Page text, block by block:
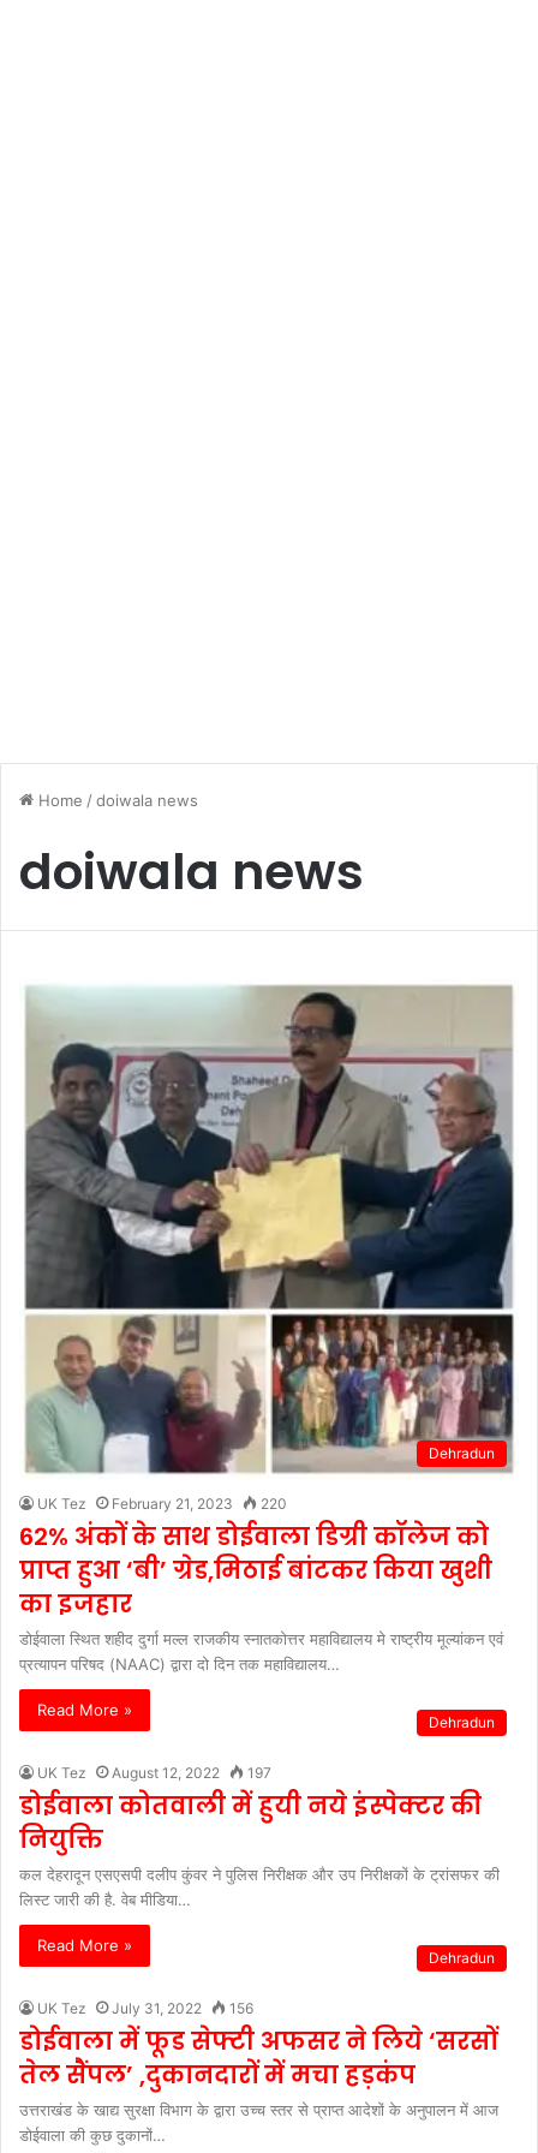
Home /doiwala news
doiwala news
Dehradun
UK Tez February 21, 2023 220
62% अंकों के साथ डोईवाला डिग्री कॉलेज को
प्राप्त हुआ ‘बी’ ग्रेड,मिठाई बांटकर किया खुशी
का इजहार
डोईवाला स्थित शहीद दुर्गा मल्ल राजकीय स्नातकोत्तर महाविद्यालय मे राष्ट्रीय मूल्यांकन एवं
प्रत्यापन परिषद (NAAC) द्वारा दो दिन तक महाविद्यालय…
Read More »
Dehradun
UK Tez August 12, 2022 197
डोईवाला कोतवाली में हुयी नये इंस्पेक्टर की
नियुक्ति
कल देहरादून एसएसपी दलीप कुंवर ने पुलिस निरीक्षक और उप निरीक्षकों के ट्रांसफर की
लिस्ट जारी की है. वेब मीडिया…
Read More »
Dehradun
UK Tez July 31, 2022 156
डोईवाला में फूड सेफ्टी अफसर ने लिये ‘सरसों
तेल सैंपल’ ,दुकानदारों में मचा हड़कंप
उत्तराखंड के खाद्य सुरक्षा विभाग के द्वारा उच्च स्तर से प्राप्त आदेशों के अनुपालन में आज
डोईवाला की कुछ दुकानों…